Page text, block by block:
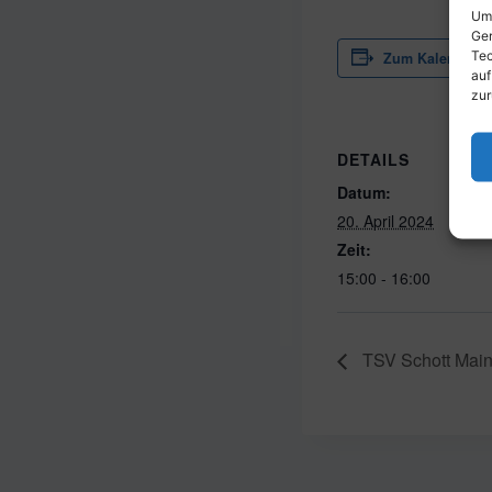
Zum Kalender
DETAILS
Datum:
20. April 2024
Zeit:
15:00 - 16:00
TSV Schott